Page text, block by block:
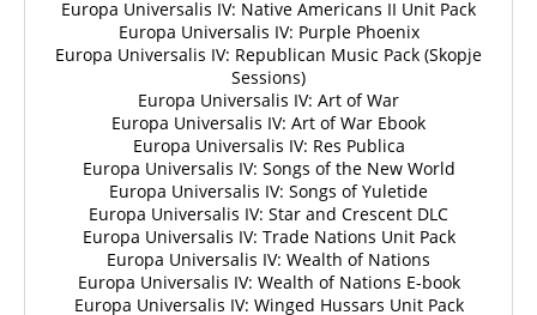
Europa Universalis IV: Native Americans II Unit Pack
Europa Universalis IV: Purple Phoenix
Europa Universalis IV: Republican Music Pack (Skopje
Sessions)
Europa Universalis IV: Art of War
Europa Universalis IV: Art of War Ebook
Europa Universalis IV: Res Publica
Europa Universalis IV: Songs of the New World
Europa Universalis IV: Songs of Yuletide
Europa Universalis IV: Star and Crescent DLC
Europa Universalis IV: Trade Nations Unit Pack
Europa Universalis IV: Wealth of Nations
Europa Universalis IV: Wealth of Nations E-book
Europa Universalis IV: Winged Hussars Unit Pack